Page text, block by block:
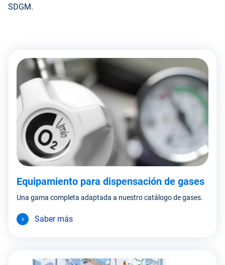
SDGM.
Equipamiento para dispensación de gases
Una gama completa adaptada a nuestro catálogo de gases.
Saber más